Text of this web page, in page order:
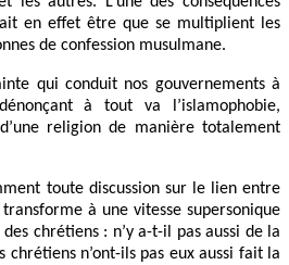
en effet être que se multiplient les
de confession musulmane.
qui conduit nos gouvernements à
à tout va l’islamophobie,
religion de manière totalement
toute discussion sur le lien entre
à une vitesse supersonique
chrétiens : n’y a-t-il pas aussi de la
chrétiens n’ont-ils pas eux aussi fait la